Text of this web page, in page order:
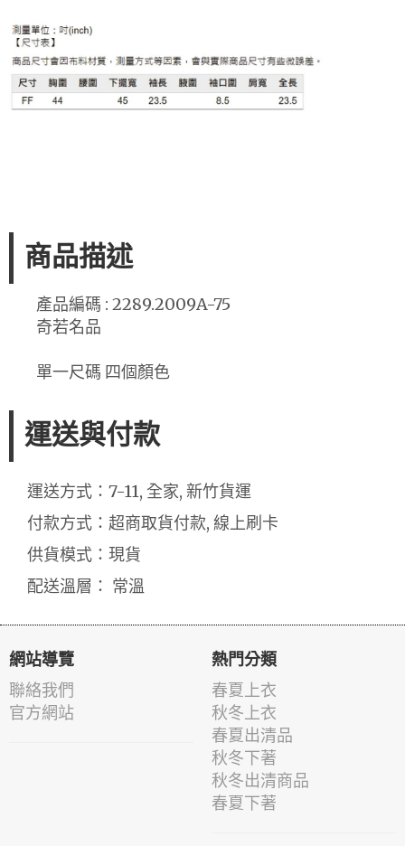
商品描述
產品編碼 : 2289.2009A-75
奇若名品
單一尺碼 四個顏色
運送與付款
運送方式：7-11, 全家, 新竹貨運
付款方式：超商取貨付款, 線上刷卡
供貨模式：現貨
配送溫層： 常溫
網站導覽
聯絡我們
官方網站
熱門分類
春夏上衣
秋冬上衣
春夏出清品
秋冬下著
秋冬出清商品
春夏下著